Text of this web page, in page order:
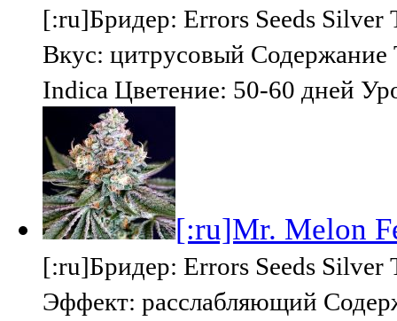
[:ru]Бридер: Errors Seeds
Вкус: цитрусовый
Indica Цветение: 50-60 дней
[:ru]Mr. Melon
[:ru]Бридер: Errors Seeds
Эффект: расслабляющий